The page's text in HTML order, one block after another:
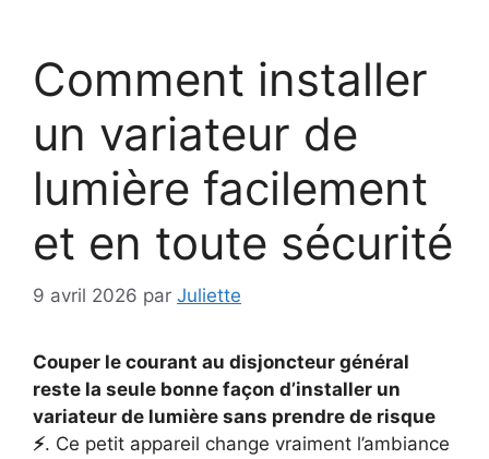
Comment installer
un variateur de
lumière facilement
et en toute sécurité
9 avril 2026 par Juliette
Couper le courant au disjoncteur général
reste la seule bonne façon d’installer un
variateur de lumière sans prendre de risque
⚡. Ce petit appareil change vraiment l’ambiance